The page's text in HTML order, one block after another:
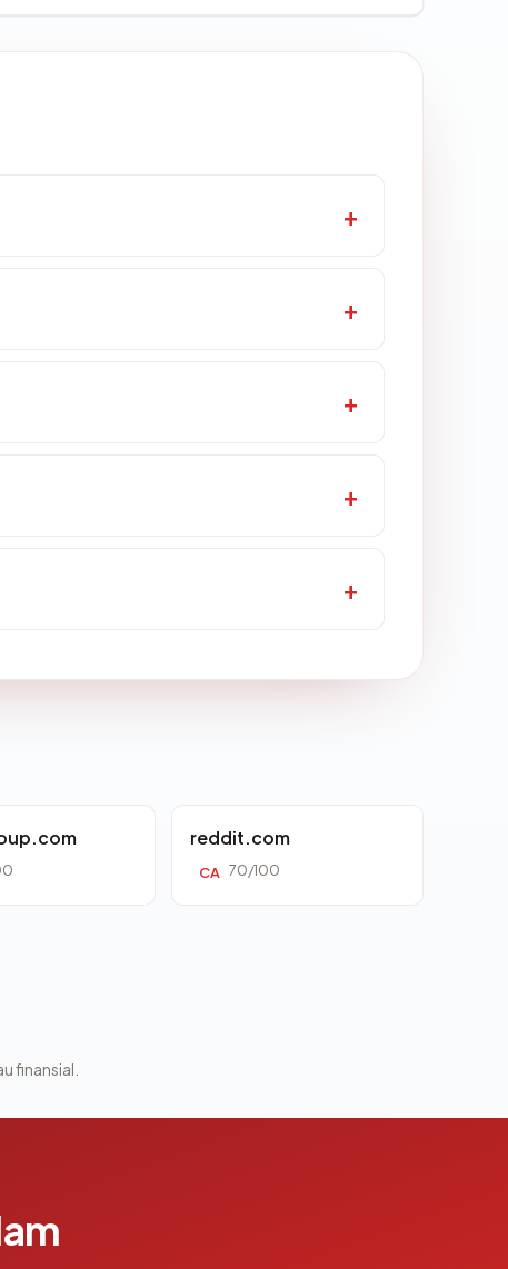
reddit.com
CA 70/100
finansial.